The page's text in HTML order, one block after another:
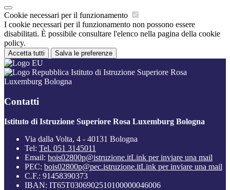
Cookie necessari per il funzionamento
I cookie necessari per il funzionamento non possono essere
disabilitati. È possibile consultare l'elenco nella pagina della cookie
policy.
Accetta tutti Salva le preferenze
Istituto di Istruzione Superiore Rosa
Luxemburg Bologna
Contatti
Istituto di Istruzione Superiore Rosa Luxemburg Bologna
Via dalla Volta, 4 - 40131 Bologna
Tel: Tel. 051 3145011
Email: bois02800p@istruzione.itLink per inviare una mail
PEC: bois02800p@pec.istruzione.itLink per inviare una mail
C.F.: 91458390373
IBAN: IT65T0306902510100000046006